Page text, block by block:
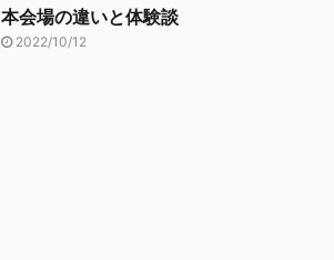
本会場の違いと体験談
2022/10/12